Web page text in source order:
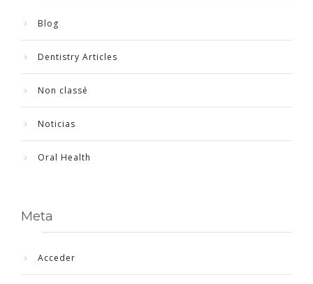
Blog
Dentistry Articles
Non classé
Noticias
Oral Health
Meta
Acceder